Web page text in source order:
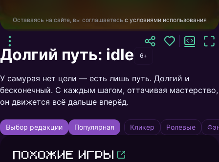
Оставаясь на сайте, вы соглашаетесь с условиями использования
Долгий путь: idle 6+
У самурая нет цели — есть лишь путь. Долгий и
бесконечный. С каждым шагом, оттачивая мастерство,
он движется всё дальше вперёд.
Выбор редакции Популярная Кликер Ролевые
Похожие игры